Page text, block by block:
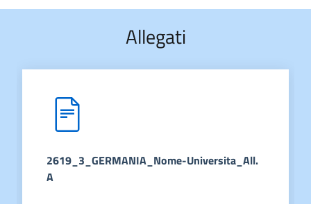
Allegati
2619_3_GERMANIA_Nome-Universita_All.
A